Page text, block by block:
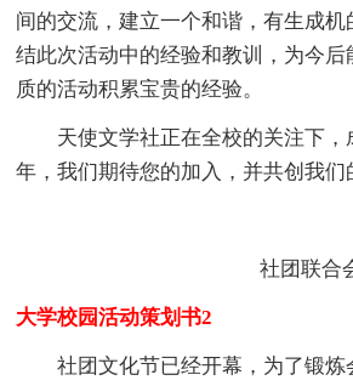
间的交流，建立一个和谐，有生成机
结此次活动中的经验和教训，为今
质的活动积累宝贵的经验。
天使文学社正在全校的关注下，
年，我们期待您的加入，并共创我们
社团联合会
大学校园活动策划书2
社团文化节已经开幕，为了锻炼